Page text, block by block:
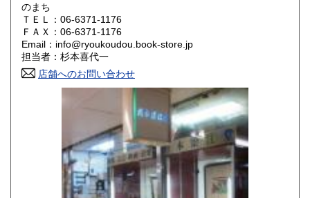
山口県
香川県 350円
高知県 350円
350円 長崎県
350円 大分県
350円 鹿児島県
350円
のまち
ＴＥＬ：06-6371-1176
ＦＡＸ：06-6371-1176
Email：info@ryoukoudou.book-store.jp
担当者：杉本喜代一
店舗へのお問い合わせ